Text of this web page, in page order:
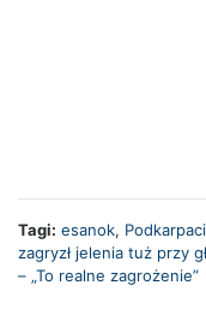
Tagi: esanok,
zagryzł jelenia tuż przy
– „To realne zagrożenie”